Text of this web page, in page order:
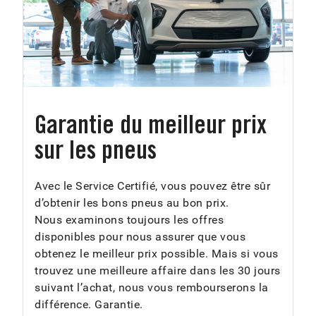
Garantie du meilleur prix
sur les pneus
Avec le Service Certifié, vous pouvez être sûr
d’obtenir les bons pneus au bon prix.
Nous examinons toujours les offres
disponibles pour nous assurer que vous
obtenez le meilleur prix possible. Mais si vous
trouvez une meilleure affaire dans les 30 jours
suivant l’achat, nous vous rembourserons la
différence. Garantie.